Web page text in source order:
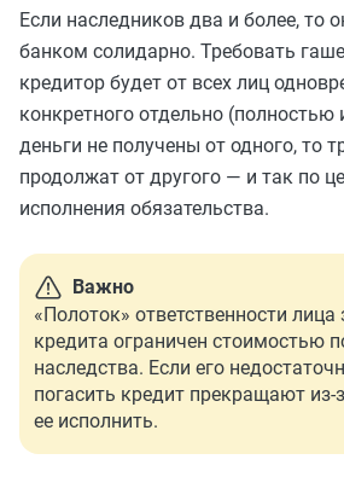
Если наследников два и более, то
банком солидарно. Требовать
кредитор будет от всех лиц
конкретного отдельно (полностью
деньги не получены от одного, то
продолжат от другого — и так по
исполнения обязательства.
Важно
«Полоток» ответственности
кредита ограничен стоимостью
наследства. Если его
погасить кредит прекращают
ее исполнить.